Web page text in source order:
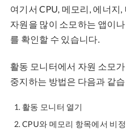
여기서 CPU, 메모리, 에너지
자원을 많이 소모하는 앱이
를 확인할 수 있습니다.
활동 모니터에서 자원 소모
중지하는 방법은 다음과 같
활동 모니터 열기
CPU와 메모리 항목에서 비